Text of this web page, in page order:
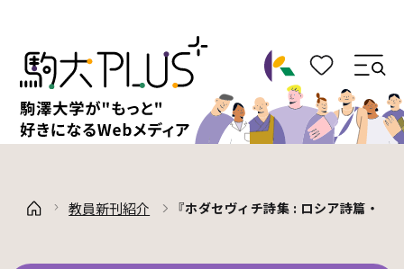
教員新刊紹介 『ホダセヴィチ詩集 : ロシア詩篇・亡